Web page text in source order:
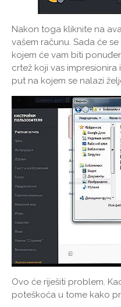
Nakon toga kliknite na
vašem računu. Sada će
kojem će vam biti
crtež koji vas
put na kojem se nalazi
Ovo će riješiti problem.
poteškoća u tome kako